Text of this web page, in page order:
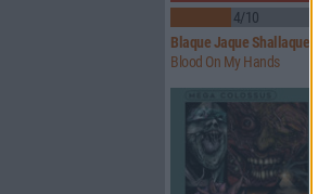
4/10
Blaque Jaque Shallaque
Blood On My Hands